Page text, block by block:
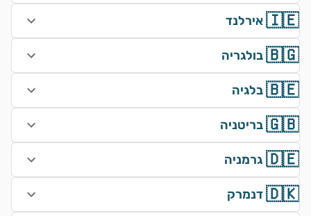
🇮🇪אירלנד
🇧🇬בולגריה
🇧🇪בלגיה
🇬🇧בריטניה
🇩🇪גרמניה
🇩🇰דנמרק